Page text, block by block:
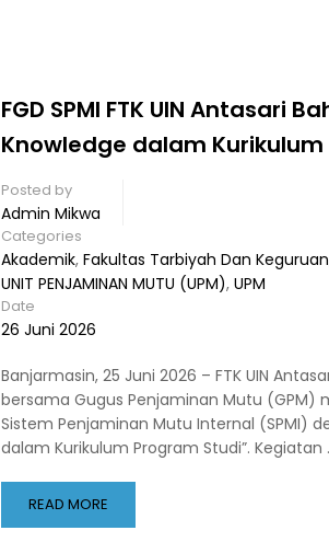
FGD SPMI FTK UIN Antasari
Knowledge dalam
Posted by
Admin Mikwa
Categories
Akademik, Fakultas Tarbiyah Dan Keguruan
UNIT PENJAMINAN MUTU (UPM), UPM
Date
26 Juni 2026
Banjarmasin, 25 Juni 2026 – FTK UIN
bersama Gugus Penjaminan Mutu (GPM)
Sistem Penjaminan Mutu Internal (SPMI)
dalam Kurikulum Program Studi”. Kegiatan
READ MORE